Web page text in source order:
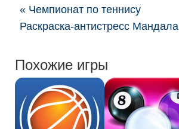
« Чемпионат по теннису
Раскраска-антистресс
Похожие игры